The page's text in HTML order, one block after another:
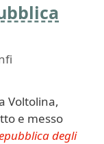
Voltolina,
e messo
degli